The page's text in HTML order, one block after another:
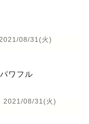
08/31(火)
ワフル
2021/08/31(火)